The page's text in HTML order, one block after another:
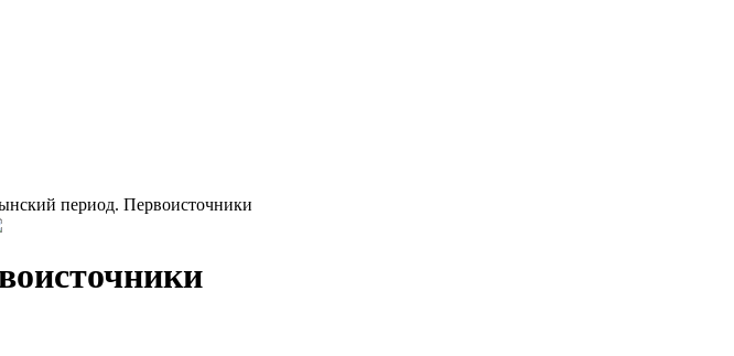
период. Первоисточники